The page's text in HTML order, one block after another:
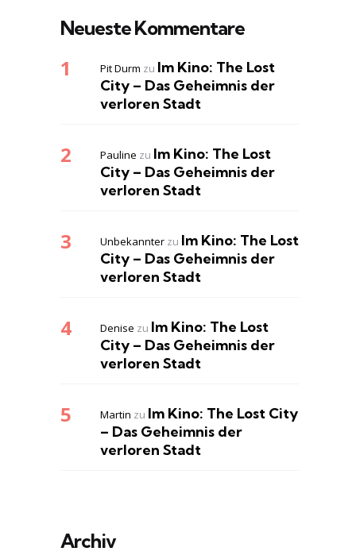
Neueste Kommentare
Pit Durm zu Im Kino: The Lost
City – Das Geheimnis der
verloren Stadt
Pauline zu Im Kino: The Lost
City – Das Geheimnis der
verloren Stadt
Unbekannter zu Im Kino: The Lost
City – Das Geheimnis der
verloren Stadt
Denise zu Im Kino: The Lost
City – Das Geheimnis der
verloren Stadt
Martin zu Im Kino: The Lost City
– Das Geheimnis der
verloren Stadt
Archiv